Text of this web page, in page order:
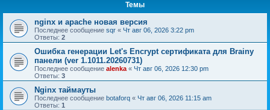
Темы
nginx и apache новая версия
Последнее сообщение sqr « Чт авг 06, 2026 3:22 pm
Ответы: 2
Ошибка генерации Let's Encrypt сертификата для Brainy
панели (ver 1.1011.20260731)
Последнее сообщение alenka « Чт авг 06, 2026 12:30 pm
Ответы: 3
Nginx таймауты
Последнее сообщение botaforq « Чт авг 06, 2026 11:15 am
Ответы: 1